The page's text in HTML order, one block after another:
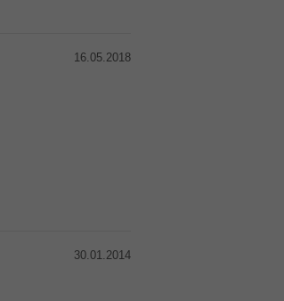
16.05.2018
30.01.2014